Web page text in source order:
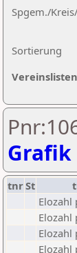
Sortierung
Spgem./
tnrSt
Elozahl
Elozahl
Elozahl
Elozahl